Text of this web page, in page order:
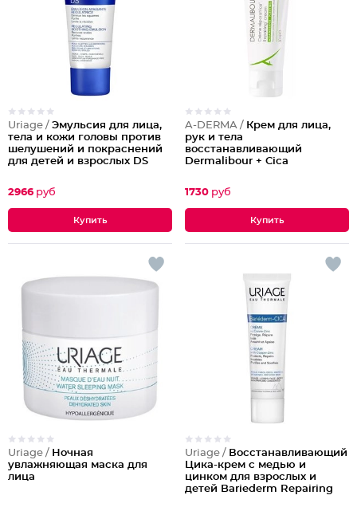
Uriage / Эмульсия для лица,
тела и кожи головы против
шелушений и покраснений
для детей и взрослых DS
2966 руб
A-DERMA / Крем для лица,
рук и тела
восстанавливающий
Dermalibour + Cica
1730 руб
Uriage / Ночная
увлажняющая маска для
лица
Uriage / Восстанавливающий
Цика-крем с медью и
цинком для взрослых и
детей Bariederm Repairing